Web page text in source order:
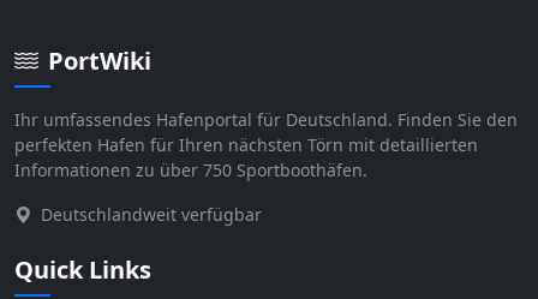
PortWiki
Ihr umfassendes Hafenportal für Deutschland. Finden Sie den
perfekten Hafen für Ihren nächsten Törn mit detaillierten
Informationen zu über 750 Sportboothäfen.
Deutschlandweit verfügbar
Quick Links